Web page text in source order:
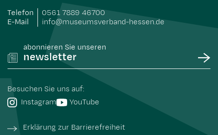
Telefon
0561 7889 46700
E-Mail
info@museumsverband-hessen.de
abonnieren Sie unseren
newsletter
Besuchen Sie uns auf:
Instagram
YouTube
Erklärung zur Barrierefreiheit